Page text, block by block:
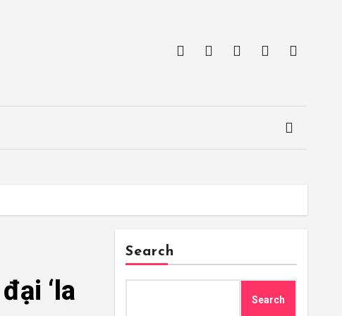
‘la
Search
Search